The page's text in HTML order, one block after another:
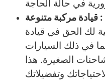
قيادة مركبة متنوعة :
لك الحق في قيادة
في ذلك السيارات
الصغيرة. هذا
وتفضيلاتك